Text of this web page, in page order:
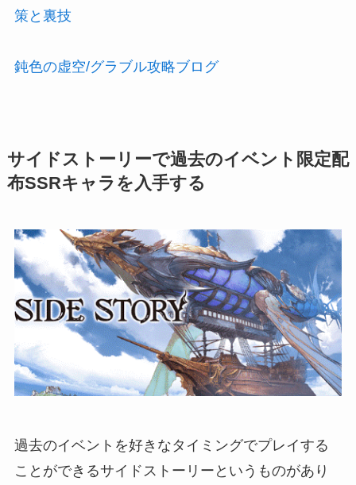
策と裏技
鈍色の虚空/グラブル攻略ブログ
サイドストーリーで過去のイベント限定配
布SSRキャラを入手する
過去のイベントを好きなタイミングでプレイする
ことができるサイドストーリーというものがあり